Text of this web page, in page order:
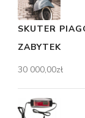
SKUTER
ZABYTEK
30 000,00zł